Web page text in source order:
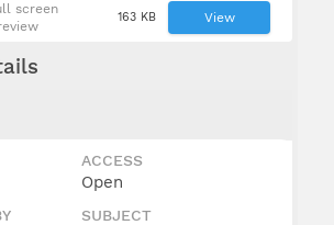
screen
163 KB View
ACCESS
Open
SUBJECT